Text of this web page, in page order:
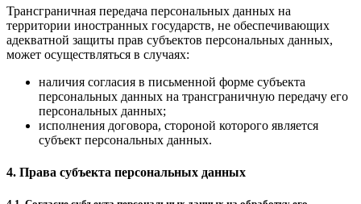
Трансграничная передача персональных данных на
территории иностранных государств, не обеспечивающих
адекватной защиты прав субъектов персональных данных,
может осуществляться в случаях:
наличия согласия в письменной форме субъекта
персональных данных на трансграничную передачу его
персональных данных;
исполнения договора, стороной которого является
субъект персональных данных.
4. Права субъекта персональных данных